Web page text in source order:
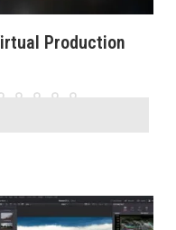
Production